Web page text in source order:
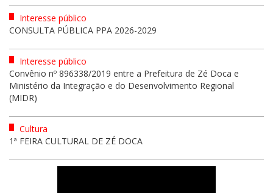
Interesse público
CONSULTA PÚBLICA PPA 2026-2029
Interesse público
Convênio nº 896338/2019 entre a Prefeitura de Zé Doca e
Ministério da Integração e do Desenvolvimento Regional
(MIDR)
Cultura
1ª FEIRA CULTURAL DE ZÉ DOCA